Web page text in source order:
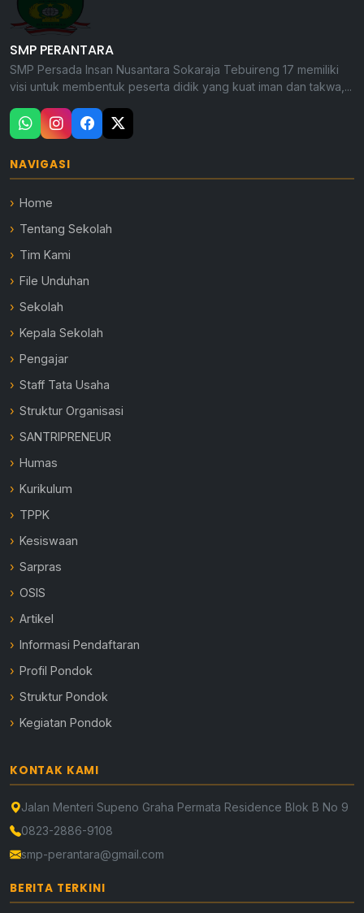
SMP PERANTARA
SMP Persada Insan Nusantara Sokaraja Tebuireng 17 memiliki
visi untuk membentuk peserta didik yang kuat iman dan takwa,...
NAVIGASI
Home
Tentang Sekolah
Tim Kami
File Unduhan
Sekolah
Kepala Sekolah
Pengajar
Staff Tata Usaha
Struktur Organisasi
SANTRIPRENEUR
Humas
Kurikulum
TPPK
Kesiswaan
Sarpras
OSIS
Artikel
Informasi Pendaftaran
Profil Pondok
Struktur Pondok
Kegiatan Pondok
KONTAK KAMI
Jalan Menteri Supeno Graha Permata Residence Blok B No 9
0823-2886-9108
smp-perantara@gmail.com
BERITA TERKINI